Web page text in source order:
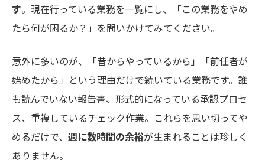
す。現在行っている業務を一覧にし、「この業務をやめ
たら何が困るか？」を問いかけてみてください。
意外に多いのが、「昔からやっているから」「前任者が
始めたから」という理由だけで続いている業務です。誰
も読んでいない報告書、形式的になっている承認プロセ
ス、重複しているチェック作業。これらを思い切ってや
めるだけで、 週に数時間の余裕が生まれることは珍しく
ありません。